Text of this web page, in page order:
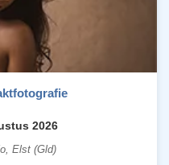
2026
Elst (Gld)